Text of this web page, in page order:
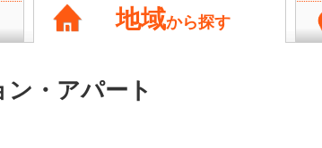
地域から探す
・アパート